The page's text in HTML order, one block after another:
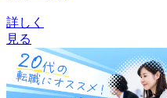
詳しく
見る